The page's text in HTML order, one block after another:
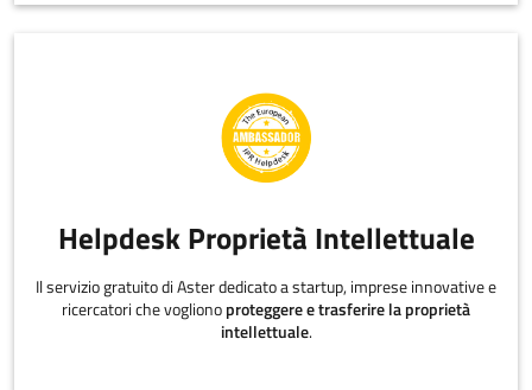
Helpdesk Proprietà Intellettuale
Il servizio gratuito di Aster dedicato a startup, imprese innovative e
ricercatori che voglionoproteggere e trasferire la proprietà
intellettuale.